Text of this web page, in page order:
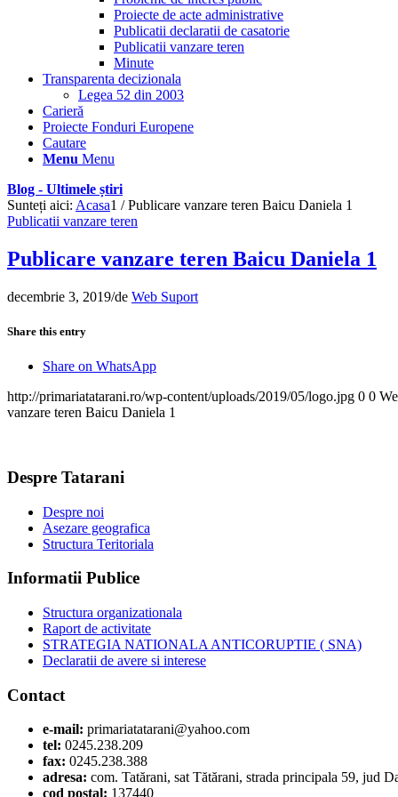
Proiecte de acte administrative
Publicatii declaratii de casatorie
Publicatii vanzare teren
Minute
Transparenta decizionala
Legea 52 din 2003
Carieră
Proiecte Fonduri Europene
Cautare
Menu Menu
Blog - Ultimele știri
Sunteți aici: Acasa1 / Publicare vanzare teren Baicu Daniela 1
Publicatii vanzare teren
Publicare vanzare teren Baicu Daniela 1
decembrie 3, 2019/de Web Suport
Share this entry
Share on WhatsApp
http://primariatatarani.ro/wp-content/uploads/2019/05/logo.jpg 0 0
vanzare teren Baicu Daniela 1
Despre Tatarani
Despre noi
Asezare geografica
Structura Teritoriala
Informatii Publice
Structura organizationala
Raport de activitate
STRATEGIA NATIONALA ANTICORUPTIE ( SNA)
Declaratii de avere si interese
Contact
e-mail: primariatatarani@yahoo.com
tel: 0245.238.209
fax: 0245.238.388
adresa: com. Tatărani, sat Tătărani, strada principala 59, jud
cod postal: 137440